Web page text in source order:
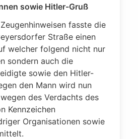
sowie Hitler-Gruß
fasste die
Straße einen
welcher folgend nicht nur
sondern auch die
sowie den Hitler-
den Mann wird nun
des Verdachts des
Kennzeichen
Organisationen sowie